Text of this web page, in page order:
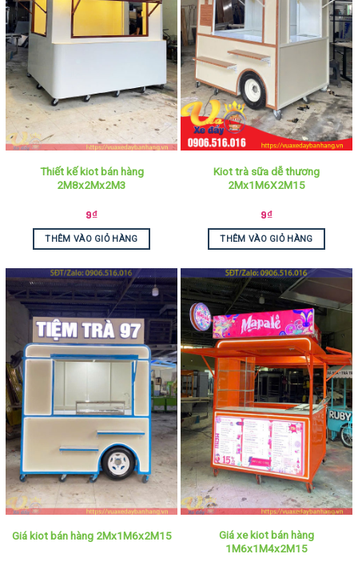
Thiết kế kiot bán hàng
2M8x2Mx2M3
9₫
THÊM VÀO GIỎ HÀNG
Kiot trà sữa dễ thương
2Mx1M6X2M15
9₫
THÊM VÀO GIỎ HÀNG
Giá kiot bán hàng 2Mx1M6x2M15
Giá xe kiot bán hàng
1M6x1M4x2M15